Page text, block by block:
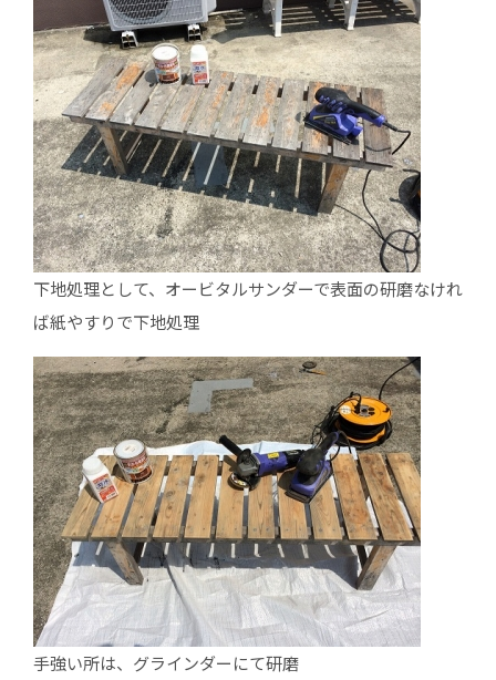
下地処理として、オービタルサンダーで表面の研磨なけれ
ば紙やすりで下地処理
手強い所は、グラインダーにて研磨